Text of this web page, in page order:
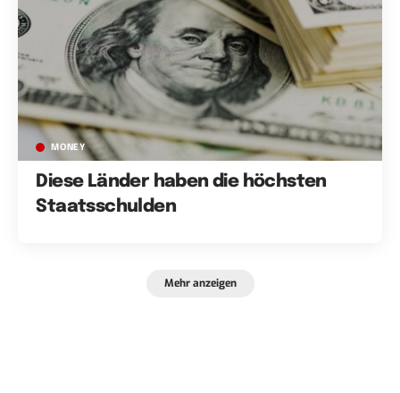
MONEY
Diese Länder haben die höchsten
Staatsschulden
Mehr anzeigen